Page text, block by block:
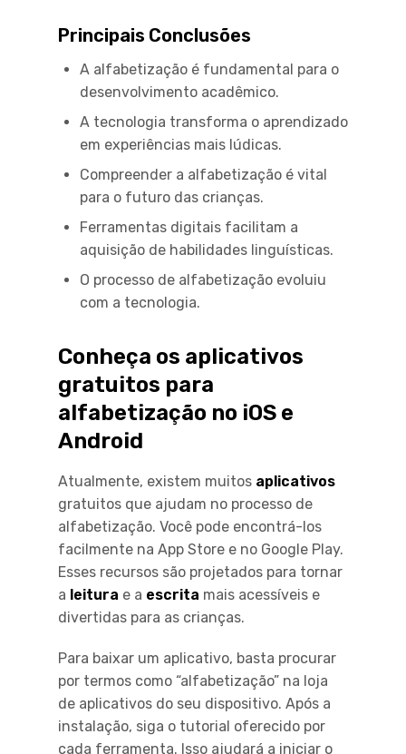
Principais Conclusões
A alfabetização é fundamental para o
desenvolvimento acadêmico.
A tecnologia transforma o aprendizado
em experiências mais lúdicas.
Compreender a alfabetização é vital
para o futuro das crianças.
Ferramentas digitais facilitam a
aquisição de habilidades linguísticas.
O processo de alfabetização evoluiu
com a tecnologia.
Conheça os aplicativos
gratuitos para
alfabetização no iOS e
Android
Atualmente, existem muitos aplicativos
gratuitos que ajudam no processo de
alfabetização. Você pode encontrá-los
facilmente na App Store e no Google Play.
Esses recursos são projetados para tornar
a leitura e a escrita mais acessíveis e
divertidas para as crianças.
Para baixar um aplicativo, basta procurar
por termos como “alfabetização” na loja
de aplicativos do seu dispositivo. Após a
instalação, siga o tutorial oferecido por
cada ferramenta. Isso ajudará a iniciar o